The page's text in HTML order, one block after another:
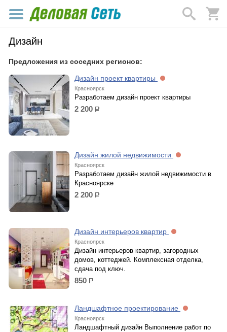
Дизайн
Предложения из соседних регионов:
Дизайн проект квартиры
Красноярск
Разработаем дизайн проект квартиры
2 200 р.
Дизайн жилой недвижимости
Красноярск
Разработаем дизайн жилой недвижимости в
Красноярске
2 200 р.
Дизайн интерьеров квартир
Красноярск
Дизайн интерьеров квартир, загородных
домов, коттеджей. Комплексная отделка,
сдача под ключ.
850 р.
Ландшафтное проектирование
Красноярск
Ландшафтный дизайн Выполнение работ по